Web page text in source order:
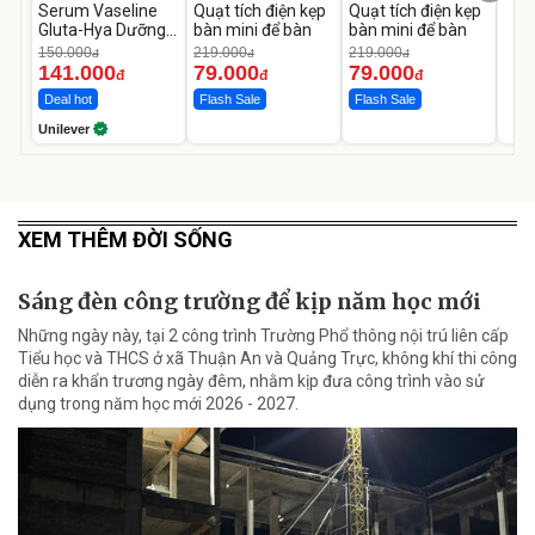
Serum Vaseline
Gluta-Hya Dưỡng
Da Sáng Mịn Sau 7
Ngày
150.000đ
141.000đ
Deal hot
Unilever
Quạt tích điện kẹp
bàn mini để bàn
219.000đ
79.000đ
Flash Sale
Quạt tích điện kẹp
bàn mini để bàn
219.000đ
79.000đ
Flash Sale
XEM THÊM ĐỜI SỐNG
Sáng đèn công trường để kịp năm học mới
Những ngày này, tại 2 công trình Trường Phổ thông nội trú liên cấp
Tiểu học và THCS ở xã Thuận An và Quảng Trực, không khí thi công
diễn ra khẩn trương ngày đêm, nhằm kịp đưa công trình vào sử
dụng trong năm học mới 2026 - 2027.